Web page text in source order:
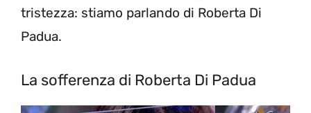
tristezza: stiamo parlando di Roberta Di
Padua.
La sofferenza di Roberta Di Padua